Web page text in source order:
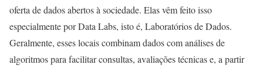
oferta de dados abertos à sociedade. Elas vêm feito isso
especialmente por Data Labs, isto é, Laboratórios de Dados.
Geralmente, esses locais combinam dados com análises de
algoritmos para facilitar consultas, avaliações técnicas e, a partir